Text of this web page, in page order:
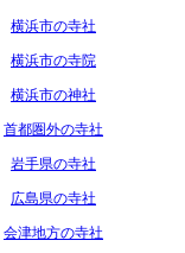
横浜市の寺社
横浜市の寺院
横浜市の神社
首都圏外の寺社
岩手県の寺社
広島県の寺社
会津地方の寺社